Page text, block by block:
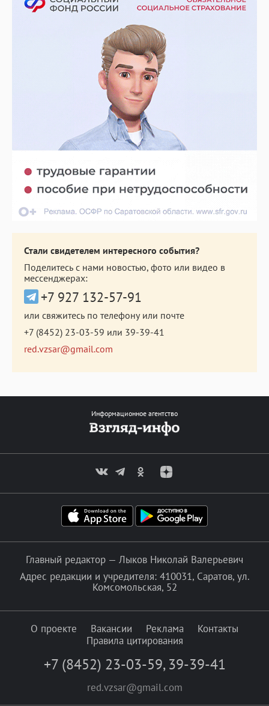
Стали свидетелем интересного события?
Поделитесь с нами новостью, фото или видео в
мессенджерах:
+7 927 132-57-91
или свяжитесь по телефону или почте
+7 (8452) 23-03-59 или 39-39-41
red.vzsar@gmail.com
Информационное агентство
Главный редактор — Лыков Николай Валерьевич
Адрес редакции и учредителя: 410031, Саратов, ул.
Комсомольская, 52
О проекте Вакансии Реклама
Контакты
Правила цитирования
+7 (8452) 23-03-59, 39-39-41
red.vzsar@gmail.com